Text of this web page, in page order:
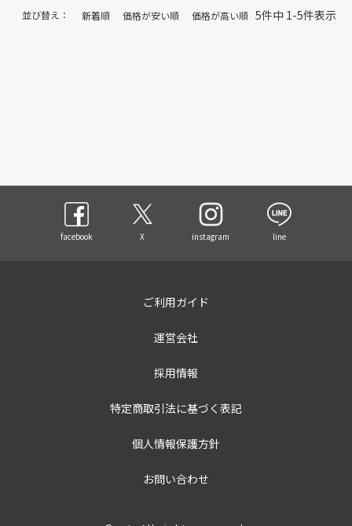
並び替え 新着順 価格が安い順 価格が高い順 5件中 1-5件表示
facebook X instagram line
ご利用ガイド
運営会社
採用情報
特定商取引法に基づく表記
個人情報保護方針
お問い合わせ